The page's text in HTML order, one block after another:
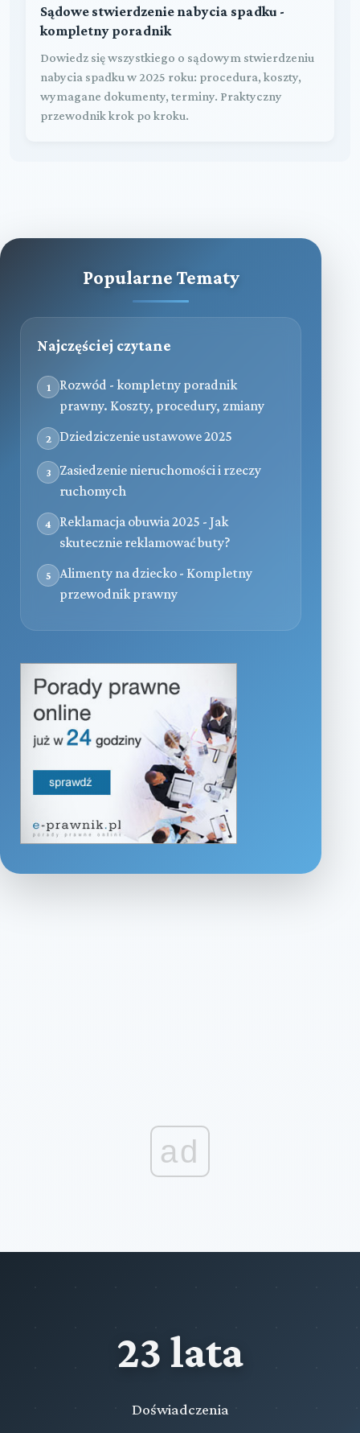
Sądowe stwierdzenie nabycia spadku -
kompletny poradnik
Dowiedz się wszystkiego o sądowym stwierdzeniu
nabycia spadku w 2025 roku: procedura, koszty,
wymagane dokumenty, terminy. Praktyczny
przewodnik krok po kroku.
Popularne Tematy
Najczęściej czytane
1
Rozwód - kompletny poradnik
prawny. Koszty, procedury, zmiany
2 Dziedziczenie ustawowe 2025
3
Zasiedzenie nieruchomości i rzeczy
ruchomych
4
Reklamacja obuwia 2025 - Jak
skutecznie reklamować buty?
5
Alimenty na dziecko - Kompletny
przewodnik prawny
ad
23 lata
Doświadczenia